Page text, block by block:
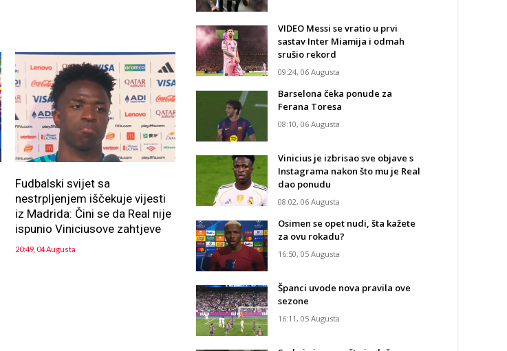
Fudbalski svijet sa
nestrpljenjem iščekuje vijesti
iz Madrida: Čini se da Real nije
ispunio Viniciusove zahtjeve
20:49, 04 Augusta
VIDEO Messi se vratio u prvi
sastav Inter Miamija i odmah
srušio rekord
09:24, 06 Augusta
Barselona čeka ponude za
Ferana Toresa
08:10, 06 Augusta
Vinicius je izbrisao sve objave s
Instagrama nakon što mu je Real
dao ponudu
08:02, 06 Augusta
Osimen se opet nudi, šta kažete
za ovu rokadu?
16:50, 05 Augusta
Španci uvode nova pravila ove
sezone
16:11, 05 Augusta